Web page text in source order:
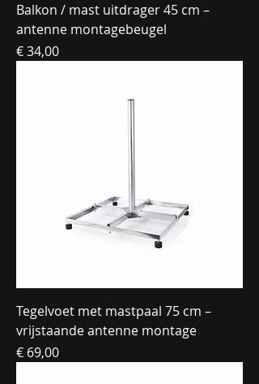
Balkon / mast uitdrager 45 cm –
antenne montagebeugel
Prijs
€ 34,00
Tegelvoet met mastpaal 75 cm –
vrijstaande antenne montage
Prijs
€ 69,00